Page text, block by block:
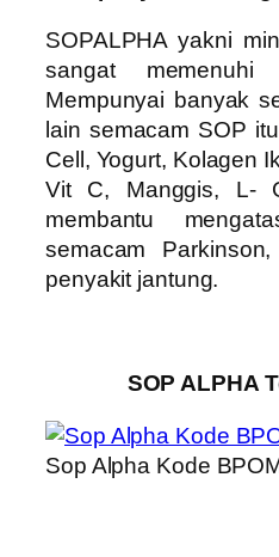
SOPALPHA yakni
sangat memenuhi
Mempunyai banyak
lain semacam SOP
Cell, Yogurt, Kolagen
Vit C, Manggis, L-
membantu
semacam
penyakit jantung.
SOP ALPHA
Sop Alpha Kode